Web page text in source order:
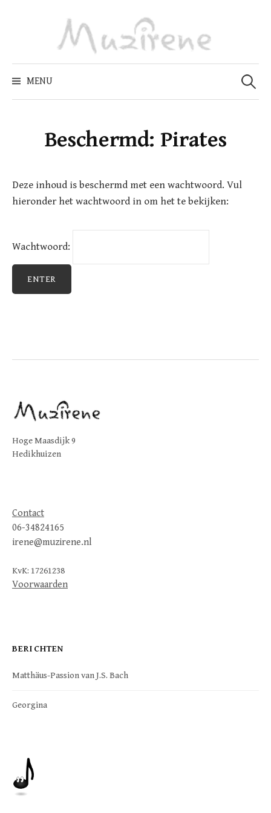
MENU
Zoeken
naar:
Beschermd: Pirates
Deze inhoud is beschermd met een wachtwoord. Vul
hieronder het wachtwoord in om het te bekijken:
Wachtwoord:
Hoge Maasdijk 9
Hedikhuizen
Contact
06-34824165
irene@muzirene.nl
KvK: 17261238
Voorwaarden
BERICHTEN
Matthäus-Passion van J.S. Bach
Georgina